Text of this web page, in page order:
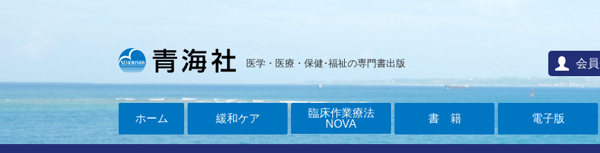
医学・医療・保健･福祉の専門書出版 会
ホーム 緩和ケア
臨床作業療法
NOVA
書籍 電子版